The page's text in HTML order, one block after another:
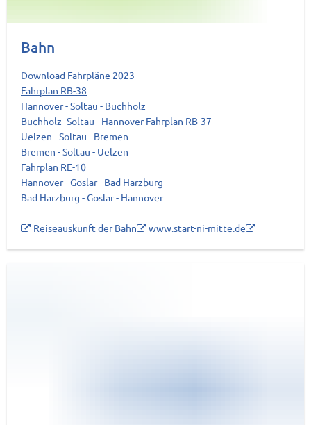
Bahn
Download Fahrpläne 2023
Fahrplan RB-38
Hannover - Soltau - Buchholz
Buchholz- Soltau - HannoverFahrplan RB-37
Uelzen - Soltau - Bremen
Bremen - Soltau - Uelzen
Fahrplan RE-10
Hannover - Goslar - Bad Harzburg
Bad Harzburg - Goslar - Hannover
Reiseauskunft der Bahn www.start-ni-mitte.de